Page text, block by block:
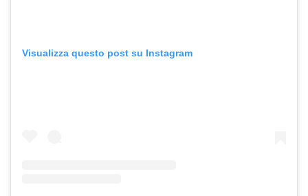
Visualizza questo post su Instagram